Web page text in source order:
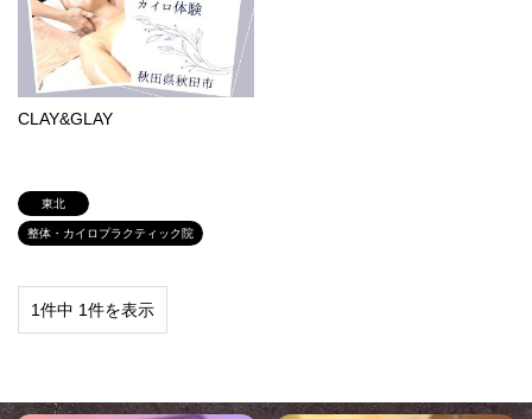
CLAY&GLAY
東北
整体・カイロプラクティック院
1件中 1件を表示